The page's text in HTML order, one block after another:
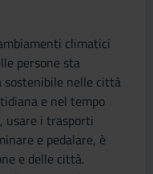
climatici
persone sta
sostenibile nelle città
e nel tempo
usare i trasporti
e pedalare, è
e delle città.